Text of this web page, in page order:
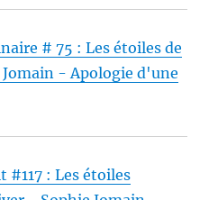
# 75 : Les étoiles de
- Apologie d'une
#117 : Les étoiles